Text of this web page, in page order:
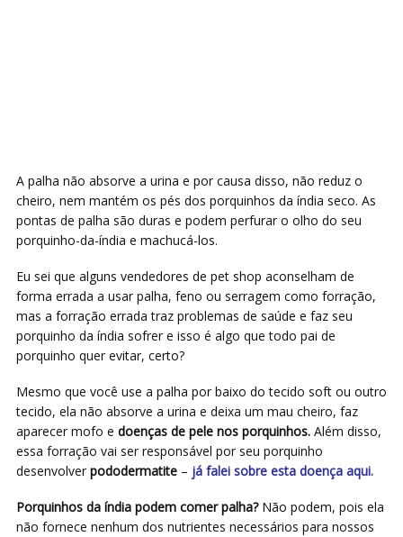
A palha não absorve a urina e por causa disso, não reduz o
cheiro, nem mantém os pés dos porquinhos da índia seco. As
pontas de palha são duras e podem perfurar o olho do seu
porquinho-da-índia e machucá-los.
Eu sei que alguns vendedores de pet shop aconselham de
forma errada a usar palha, feno ou serragem como forração,
mas a forração errada traz problemas de saúde e faz seu
porquinho da índia sofrer e isso é algo que todo pai de
porquinho quer evitar, certo?
Mesmo que você use a palha por baixo do tecido soft ou outro
tecido, ela não absorve a urina e deixa um mau cheiro, faz
aparecer mofo e doenças de pele nos porquinhos. Além disso,
essa forração vai ser responsável por seu porquinho
desenvolver pododermatite – já falei sobre esta doença aqui.
Porquinhos da índia podem comer palha?Não podem, pois ela
não fornece nenhum dos nutrientes necessários para nossos